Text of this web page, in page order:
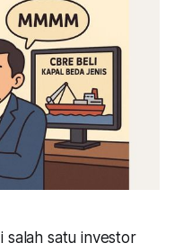
salah satu investor